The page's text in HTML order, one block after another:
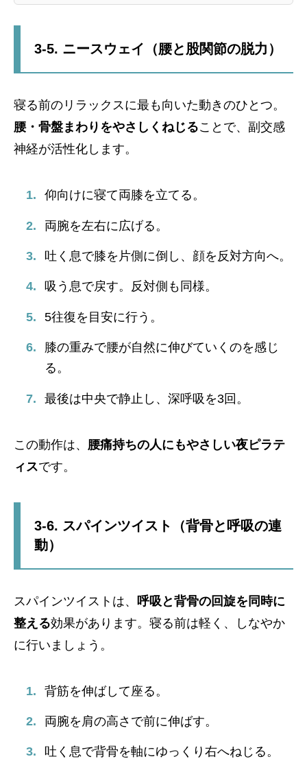
3-5. ニースウェイ（腰と股関節の脱力）
寝る前のリラックスに最も向いた動きのひとつ。
腰・骨盤まわりをやさしくねじることで、副交感
神経が活性化します。
仰向けに寝て両膝を立てる。
両腕を左右に広げる。
吐く息で膝を片側に倒し、顔を反対方向へ。
吸う息で戻す。反対側も同様。
5往復を目安に行う。
膝の重みで腰が自然に伸びていくのを感じ
る。
最後は中央で静止し、深呼吸を3回。
この動作は、 腰痛持ちの人にもやさしい夜ピラテ
ィスです。
3-6. スパインツイスト（背骨と呼吸の連
動）
スパインツイストは、 呼吸と背骨の回旋を同時に
整える効果があります。寝る前は軽く、しなやか
に行いましょう。
背筋を伸ばして座る。
両腕を肩の高さで前に伸ばす。
吐く息で背骨を軸にゆっくり右へねじる。